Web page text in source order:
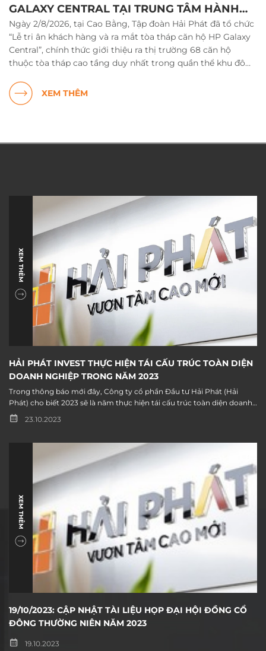
GALAXY CENTRAL TẠI TRUNG TÂM HÀNH
CHÍNH MỚI TỈNH CAO BẰNG
Ngày 2/8/2026, tại Cao Bằng, Tập đoàn Hải Phát đã tổ chức
“Lễ tri ân khách hàng và ra mắt tòa tháp căn hộ HP Galaxy
Central”, chính thức giới thiệu ra thị trường 68 căn hộ
thuộc tòa tháp cao tầng duy nhất trong quần thể khu đô
XEM THÊM
XEM THÊM
HẢI PHÁT INVEST THỰC HIỆN TÁI CẤU TRÚC TOÀN DIỆN
DOANH NGHIỆP TRONG NĂM 2023
Trong thông báo mới đây, Công ty cổ phần Đầu tư Hải Phát (Hải
Phát) cho biết 2023 sẽ là năm thực hiện tái cấu trúc toàn diện doanh
nghiệp, tái cấu trúc tỷ lệ sở hữu tại các công ty con, công ty liên kết.
Đồng thời sắp xếp lại mô hình tổ chức cho phù hợp với tình hình thực
23.10.2023
XEM THÊM
19/10/2023: CẬP NHẬT TÀI LIỆU HỌP ĐẠI HỘI ĐỒNG CỔ
ĐÔNG THƯỜNG NIÊN NĂM 2023
19.10.2023